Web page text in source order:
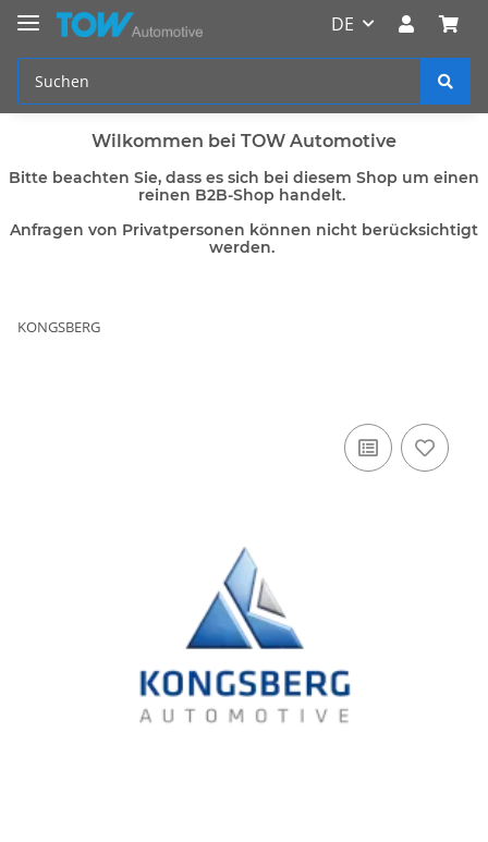
DE
Wilkommen bei TOW Automotive
Bitte beachten Sie, dass es sich bei diesem Shop um einen
reinen B2B-Shop handelt.
Anfragen von Privatpersonen können nicht berücksichtigt
werden.
KONGSBERG